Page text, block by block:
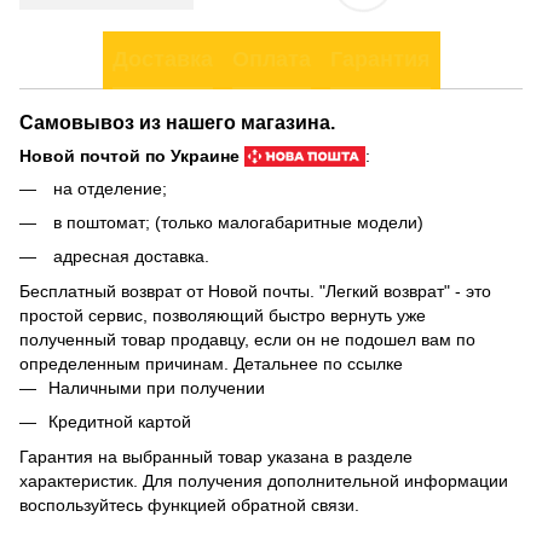
Самовывоз из нашего магазина.
Новой почтой по Украине
:
на отделение;
в поштомат; (только малогабаритные модели)
адресная доставка.
Бесплатный возврат от Новой почты. "Легкий возврат" - это
простой сервис, позволяющий быстро вернуть уже
полученный товар продавцу, если он не подошел вам по
определенным причинам. Детальнее по ссылке
Наличными при получении
Кредитной картой
Гарантия на выбранный товар указана в разделе
характеристик. Для получения дополнительной информации
воспользуйтесь функцией обратной связи.